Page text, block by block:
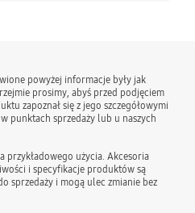
powyżej informacje były jak
prosimy, abyś przed podjęciem
zapoznał się z jego szczegółowymi
punktach sprzedaży lub u naszych
przykładowego użycia. Akcesoria
i specyfikacje produktów są
sprzedaży i mogą ulec zmianie bez